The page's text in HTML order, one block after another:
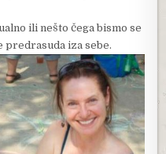
ili nešto čega bismo se
predrasuda iza sebe.